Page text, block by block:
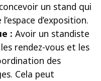
un stand qui
d’exposition.
: Avoir un standiste
rendez-vous et les
des
Cela peut